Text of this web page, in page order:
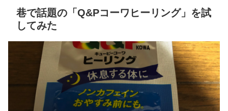
巷で話題の「Q&Pコーワヒーリング」を試
してみた